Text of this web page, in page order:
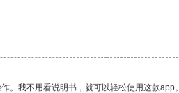
。我不用看说明书，就可以轻松使用这款app。